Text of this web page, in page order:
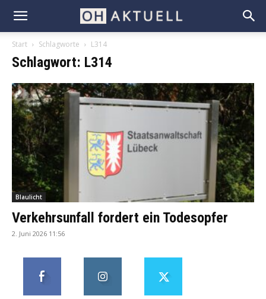
Start Schlagworte L314
Schlagwort: L314
Blaulicht
Verkehrsunfall fordert ein Todesopfer
2. Juni 2026 11:56